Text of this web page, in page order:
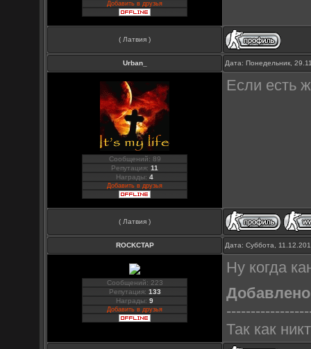
Добавить в друзья
( Латвия )
Urban_ Дата: Понедельник,
Сообщений: 89
Репутация:11
Награды:4
Добавить в друзья
Если есть
( Латвия )
ROCKCTAP Дата: Суббота,
Сообщений: 223
Репутация: 133
Награды:9
Добавить в друзья
Ну когда
Добавлено
Так как